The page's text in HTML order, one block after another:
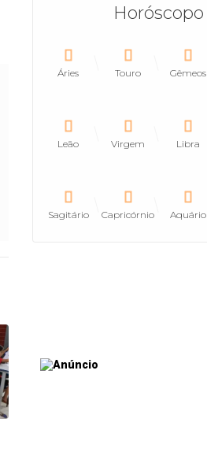
Horóscopo
Áries Touro Gêmeos
Leão Virgem Libra
Sagitário Capricórnio Aquário